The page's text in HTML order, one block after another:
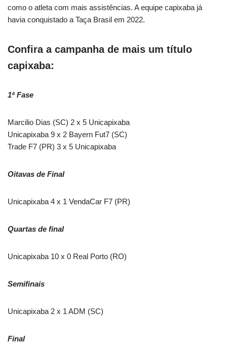
como o atleta com mais assistências. A equipe capixaba já
havia conquistado a Taça Brasil em 2022.
Confira a campanha de mais um título
capixaba:
1ª Fase
Marcilio Dias (SC) 2 x 5 Unicapixaba
Unicapixaba 9 x 2 Bayern Fut7 (SC)
Trade F7 (PR) 3 x 5 Unicapixaba
Oitavas de Final
Unicapixaba 4 x 1 VendaCar F7 (PR)
Quartas de final
Unicapixaba 10 x 0 Real Porto (RO)
Semifinais
Unicapixaba 2 x 1 ADM (SC)
Final